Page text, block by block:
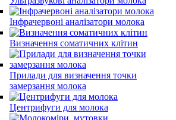
Інфрачервоні аналізатори молока
Визначення соматичних клітин
Прилади для визначення точки
замерзання молока
Центрифуги для молока